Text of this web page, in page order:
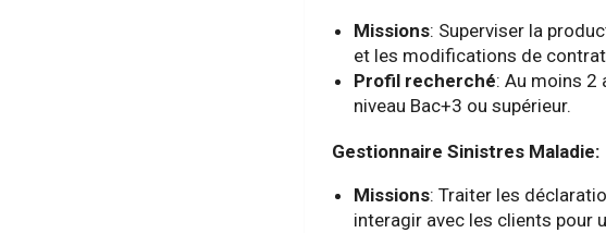
Missions: Superviser la
et les modifications de
Profil recherché: Au moins 2
niveau Bac+3 ou supérieur.
Gestionnaire Sinistres Maladie:
Missions: Traiter les
interagir avec les clients pour